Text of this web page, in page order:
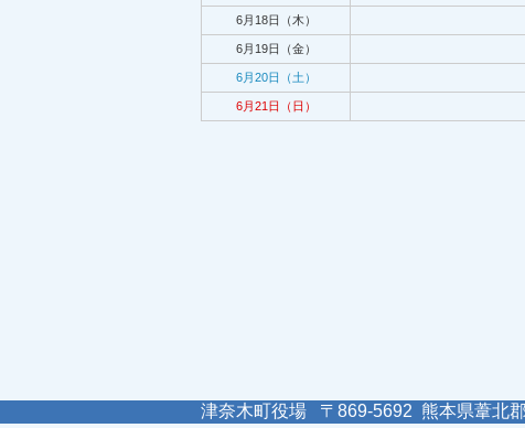
6月18日（木）
6月19日（金）
6月20日（土）
6月21日（日）
津奈木町役場 〒869-5692 熊本県葦北